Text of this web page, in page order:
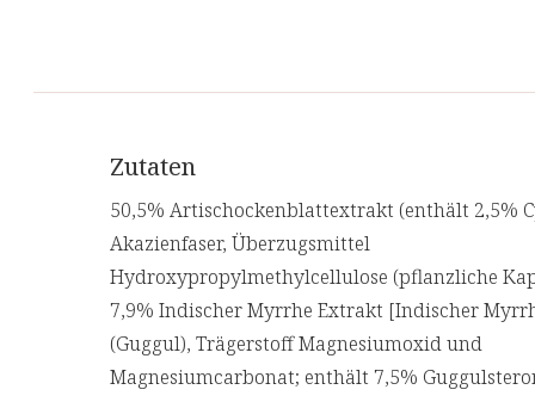
Zutaten
50,5% Artischockenblattextrakt (enthält 2,5%
Akazienfaser, Überzugsmittel
Hydroxypropylmethylcellulose (pflanzliche
7,9% Indischer Myrrhe Extrakt [Indischer
(Guggul), Trägerstoff Magnesiumoxid und
Magnesiumcarbonat; enthält 7,5%